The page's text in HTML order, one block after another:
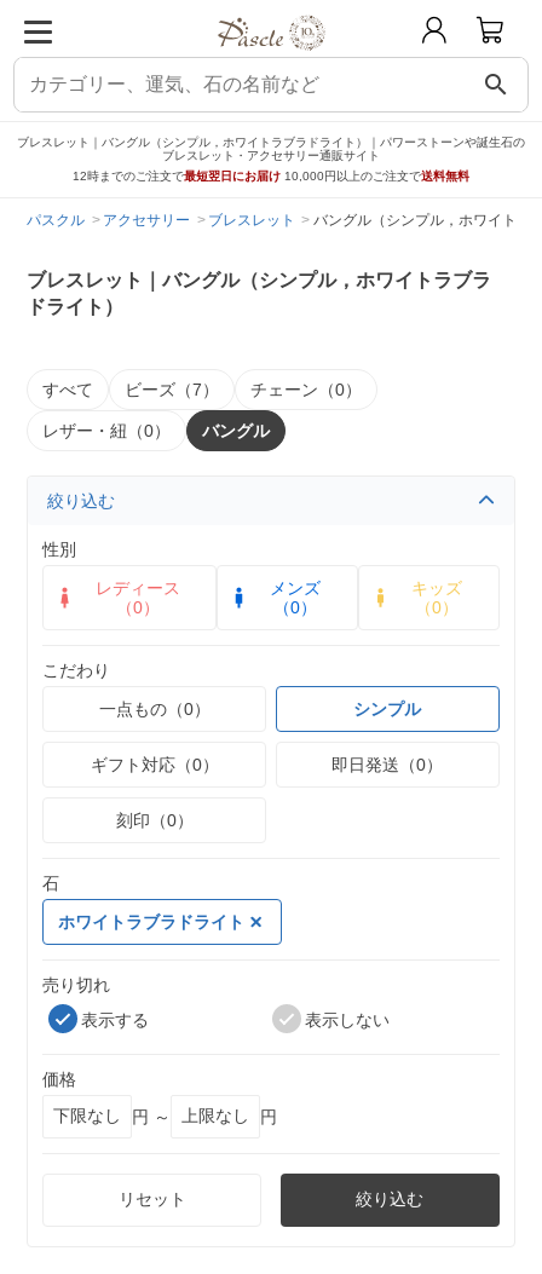
search
ブレスレット｜バングル（シンプル，ホワイトラブラドライト）｜パワーストーンや誕生石の
ブレスレット・アクセサリー通販サイト
12時までのご注文で最短翌日にお届け 10,000円以上のご注文で送料無料
パスクル アクセサリー ブレスレット バングル（シンプル，ホワイトラ
ブレスレット｜バングル（シンプル，ホワイトラブラ
ドライト）
すべて ビーズ（7） チェーン（0）
レザー・紐（0） バングル
絞り込む
性別
レディース
（0）
メンズ
（0）
キッズ
（0）
こだわり
一点もの（0）
シンプル
ギフト対応（0） 即日発送（0）
刻印（0）
石
ホワイトラブラドライト
売り切れ
表示する
表示しない
価格
円 ～
円
リセット 絞り込む